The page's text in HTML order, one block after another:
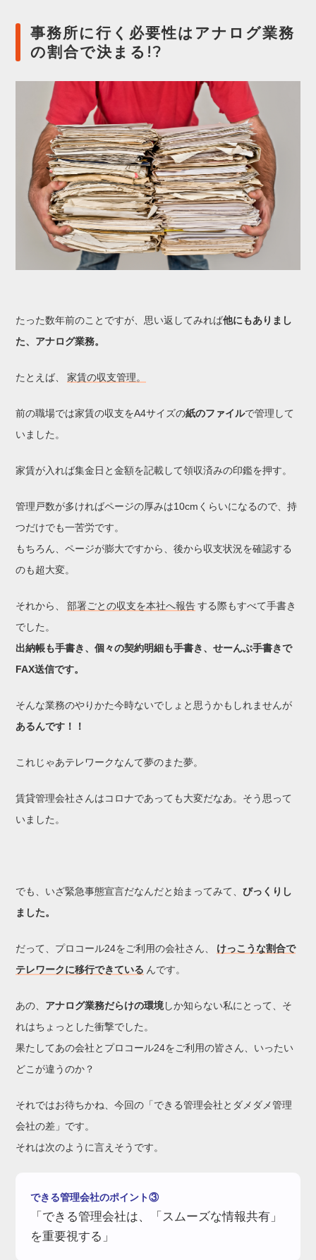
事務所に行く必要性はアナログ業務
の割合で決まる!?
たった数年前のことですが、思い返してみれば他にもありまし
た、アナログ業務。
たとえば、 家賃の収支管理。
前の職場では家賃の収支をA4サイズの紙のファイルで管理して
いました。
家賃が入れば集金日と金額を記載して領収済みの印鑑を押す。
管理戸数が多ければページの厚みは10cmくらいになるので、持
つだけでも一苦労です。
もちろん、ページが膨大ですから、後から収支状況を確認する
のも超大変。
それから、 部署ごとの収支を本社へ報告する際もすべて手書き
でした。
出納帳も手書き、個々の契約明細も手書き、せーんぶ手書きで
FAX送信です。
そんな業務のやりかた今時ないでしょと思うかもしれませんが
あるんです！！
これじゃあテレワークなんて夢のまた夢。
賃貸管理会社さんはコロナであっても大変だなあ。そう思って
いました。
でも、いざ緊急事態宣言だなんだと始まってみて、びっくりし
ました。
だって、プロコール24をご利用の会社さん、
けっこうな割合で
テレワークに移行できている んです。
あの、 アナログ業務だらけの環境しか知らない私にとって、そ
れはちょっとした衝撃でした。
果たしてあの会社とプロコール24をご利用の皆さん、いったい
どこが違うのか？
それではお待ちかね、今回の「できる管理会社とダメダメ管理
会社の差」です。
それは次のように言えそうです。
できる管理会社のポイント③
「できる管理会社は、「スムーズな情報共有」
を重要視する」